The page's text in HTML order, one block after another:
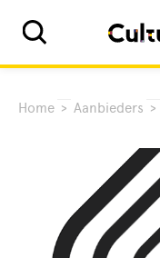
Home > Aanbieders >